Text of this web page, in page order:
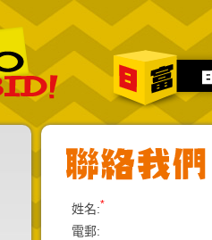
姓名:*
電郵: